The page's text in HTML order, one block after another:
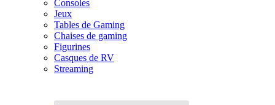
Consoles
Jeux
Tables de Gaming
Chaises de gaming
Figurines
Casques de RV
Streaming